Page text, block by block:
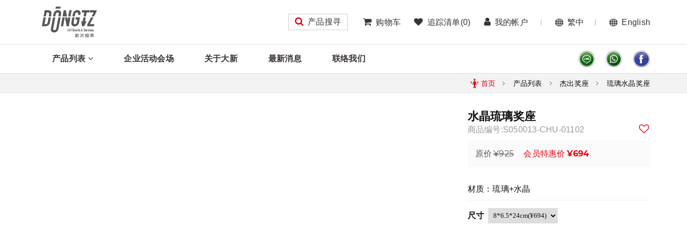
产品搜寻 购物车 追踪清单(0) 我的帐户 繁中 English
产品列表 企业活动会场 关于大新 最新消息 联络我们
首页 产品列表 杰出奖座 琉璃水晶奖座
水晶琉璃奖座
商品编号:S050013-CHU-01102
原价 ¥925 会员特惠价 ¥694
材质：琉璃+水晶
尺寸